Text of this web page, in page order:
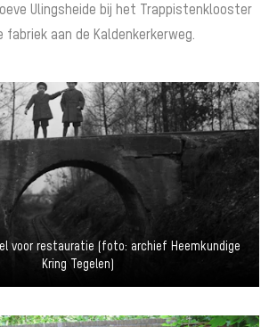
Ulingsheide bij het Trappistenklooster
fabriek aan de Kaldenkerkerweg.
voor restauratie (foto: archief Heemkundige
Kring Tegelen)